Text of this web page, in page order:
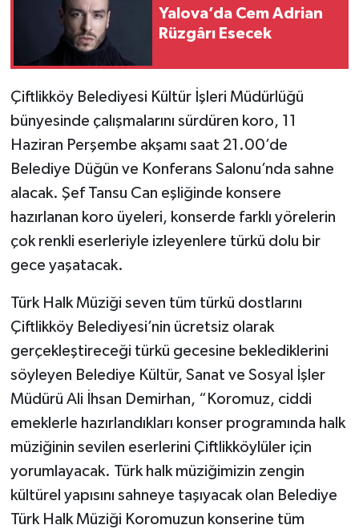
Yalova’da Cem Adrian
Rüzgârı Esecek
Çiftlikköy Belediyesi Kültür İşleri Müdürlüğü
bünyesinde çalışmalarını sürdüren koro, 11
Haziran Perşembe akşamı saat 21.00’de
Belediye Düğün ve Konferans Salonu’nda sahne
alacak. Şef Tansu Can eşliğinde konsere
hazırlanan koro üyeleri, konserde farklı yörelerin
çok renkli eserleriyle izleyenlere türkü dolu bir
gece yaşatacak.
Türk Halk Müziği seven tüm türkü dostlarını
Çiftlikköy Belediyesi’nin ücretsiz olarak
gerçekleştireceği türkü gecesine beklediklerini
söyleyen Belediye Kültür, Sanat ve Sosyal İşler
Müdürü Ali İhsan Demirhan, “Koromuz, ciddi
emeklerle hazırlandıkları konser programında halk
müziğinin sevilen eserlerini Çiftlikköylüler için
yorumlayacak. Türk halk müziğimizin zengin
kültürel yapısını sahneye taşıyacak olan Belediye
Türk Halk Müziği Koromuzun konserine tüm